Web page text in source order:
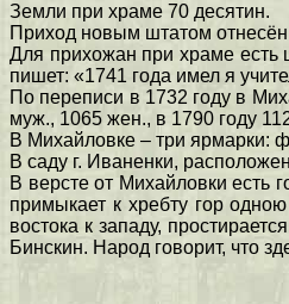
Земли при храме 70 десятин.
Приход новым штатом отнесён
Для прихожан при храме есть
пишет: «1741 года имел я
По переписи в 1732 году в
муж., 1065 жен., в 1790 году
В Михайловке – три ярмарки:
В саду г. Иваненки,
В версте от Михайловки есть
примыкает к хребту гор
востока к западу,
Бинскин. Народ говорит, что